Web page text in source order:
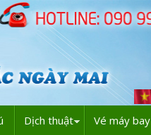
Dịch thuật Vé máy bay